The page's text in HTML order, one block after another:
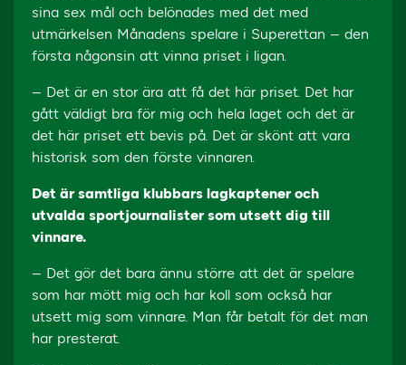
sina sex mål och belönades med det med
utmärkelsen Månadens spelare i Superettan – den
första någonsin att vinna priset i ligan.
– Det är en stor ära att få det här priset. Det har
gått väldigt bra för mig och hela laget och det är
det här priset ett bevis på. Det är skönt att vara
historisk som den förste vinnaren.
Det är samtliga klubbars lagkaptener och
utvalda sportjournalister som utsett dig till
vinnare.
– Det gör det bara ännu större att det är spelare
som har mött mig och har koll som också har
utsett mig som vinnare. Man får betalt för det man
har presterat.